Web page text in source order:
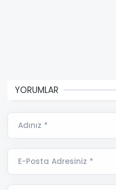
YORUMLAR
Adınız *
E-Posta Adresiniz *